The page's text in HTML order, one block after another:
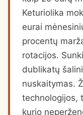
Keturiolika
eurai
procentų
rotacijos.
dublikatų
nuskaitymas.
technologijos,
kurio